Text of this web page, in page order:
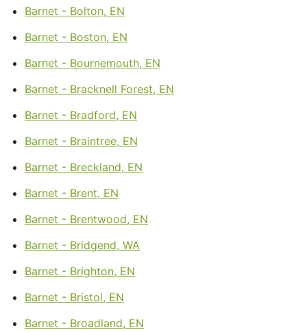
Barnet - Bolton, EN
Barnet - Boston, EN
Barnet - Bournemouth, EN
Barnet - Bracknell Forest, EN
Barnet - Bradford, EN
Barnet - Braintree, EN
Barnet - Breckland, EN
Barnet - Brent, EN
Barnet - Brentwood, EN
Barnet - Bridgend, WA
Barnet - Brighton, EN
Barnet - Bristol, EN
Barnet - Broadland, EN